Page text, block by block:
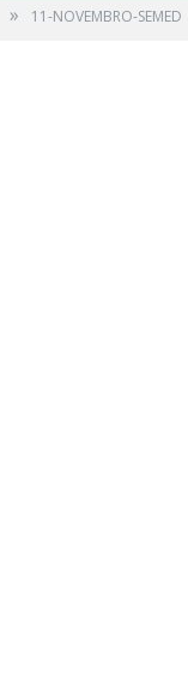
» 11-NOVEMBRO-SEMED